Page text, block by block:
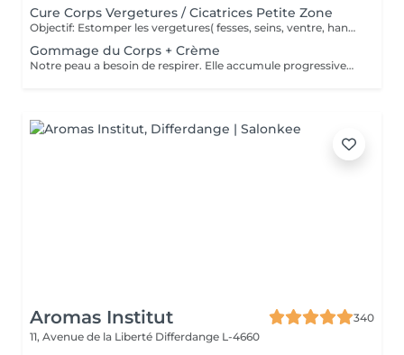
Cure Corps Vergetures / Cicatrices Petite Zone
Objectif: Estomper les vergetures( fesses, seins, ventre, hanches, cuisses...), cicatrices, rides ( décolleté, cou...), masques de grossesse, unifier le dos des mains et les imperfections superficielles de la peau. Un rendez-vous vous est offert afin que l'on puisse déterminer le meilleur protocole à mettre en place. Nos traitements sont sur-mesure en fonction de vos besoins. Une fois cette analyse faite, une offre de prix vous sera faite. Le tout sans engagements. La cure dure en moyenne 10 séances espacées d'une à deux semaines. Une crème à base de collagène, élastine et acide hyaluronique vous est OFFERTE afin de compléter votre cure.
Gommage du Corps + Crème
Notre peau a besoin de respirer. Elle accumule progressivement des impuretés, des peaux mortes qui lui donnent un aspect irrégulier (pores dilatés) et terne. Nos exfoliants doux utilisés en massage débarrasse votre peau des impuretés, des peaux mortes ; ils permettent ainsi une meilleure régénération cellulaire. Cela est important pour la peau que pour toutes les parties du corps sujettes également au vieillissement cutané. Le gommage affine le grain de la peau et lui redonne de l'éclat et une grande douceur. Notre soin de gommage couplé à l'application d'une crème hydratante vous permettra de faire peau neuve ! Senteurs aux choix: Fleur de Tiaré, Thé vert Jasmin, Rose Litchi, Cédra Passion
Aromas Institut
340
11, Avenue de la Liberté Differdange L-4660